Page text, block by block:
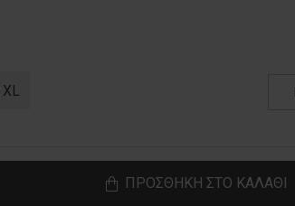
XL
ΠΡΟΣΘΗΚΗ ΣΤΟ ΚΑΛΑΘΙ